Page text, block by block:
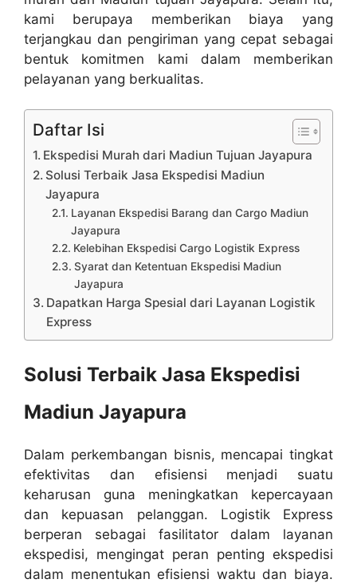
kami berupaya memberikan biaya yang
terjangkau dan pengiriman yang cepat sebagai
bentuk komitmen kami dalam memberikan
pelayanan yang berkualitas.
Daftar Isi
Ekspedisi Murah dari Madiun Tujuan Jayapura
Solusi Terbaik Jasa Ekspedisi Madiun
Jayapura
Layanan Ekspedisi Barang dan Cargo Madiun
Jayapura
Kelebihan Ekspedisi Cargo Logistik Express
Syarat dan Ketentuan Ekspedisi Madiun
Jayapura
Dapatkan Harga Spesial dari Layanan Logistik
Express
Solusi Terbaik Jasa Ekspedisi
Madiun Jayapura
Dalam perkembangan bisnis, mencapai tingkat
efektivitas dan efisiensi menjadi suatu
keharusan guna meningkatkan kepercayaan
dan kepuasan pelanggan. Logistik Express
berperan sebagai fasilitator dalam layanan
ekspedisi, mengingat peran penting ekspedisi
dalam menentukan efisiensi waktu dan biaya.